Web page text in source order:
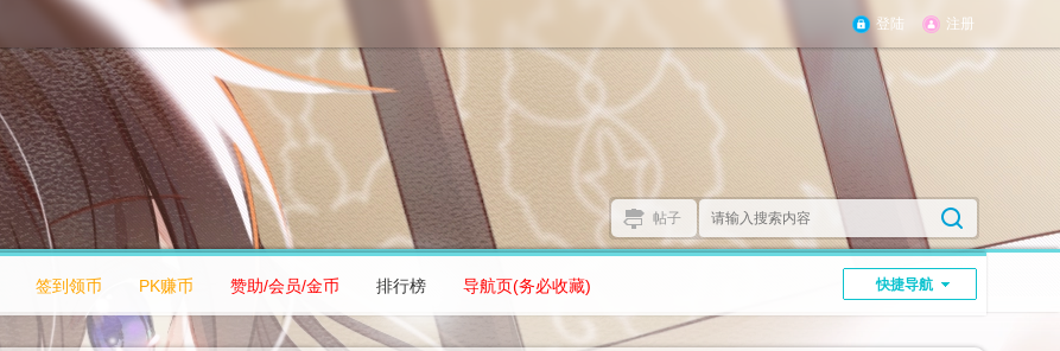
登陆 注册
帖子
快捷导航
签到领币 PK赚币 赞助/会员/金币 排行榜 导航页(务必收藏)